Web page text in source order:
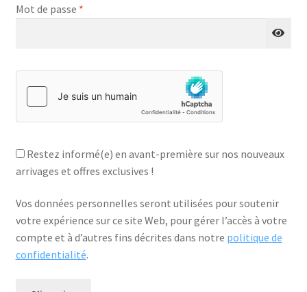
Mot de passe *Obligatoire
Restez informé(e) en avant-première sur nos nouveaux
arrivages et offres exclusives !
Vos données personnelles seront utilisées pour soutenir
votre expérience sur ce site Web, pour gérer l’accès à votre
compte et à d’autres fins décrites dans notre politique de
confidentialité.